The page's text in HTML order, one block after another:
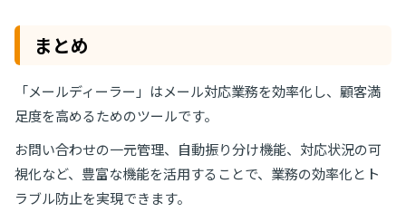
まとめ
「メールディーラー」はメール対応業務を効率化し、顧客満
足度を高めるためのツールです。
お問い合わせの一元管理、自動振り分け機能、対応状況の可
視化など、豊富な機能を活用することで、業務の効率化とト
ラブル防止を実現できます。